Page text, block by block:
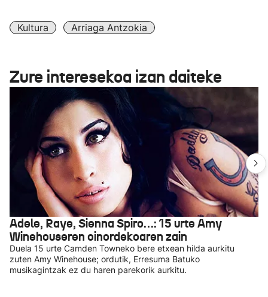
Kultura Arriaga Antzokia
Zure interesekoa izan daiteke
Adele, Raye, Sienna Spiro…: 15 urte Amy
Winehouseren oinordekoaren zain
Duela 15 urte Camden Towneko bere etxean hilda aurkitu
zuten Amy Winehouse; ordutik, Erresuma Batuko
musikagintzak ez du haren parekorik aurkitu.